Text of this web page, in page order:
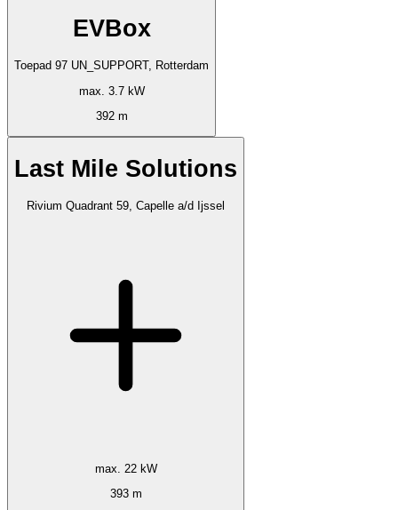
EVBox
Toepad 97 UN_SUPPORT, Rotterdam
max. 3.7 kW
392 m
Last Mile Solutions
Rivium Quadrant 59, Capelle a/d Ijssel
max. 22 kW
393 m